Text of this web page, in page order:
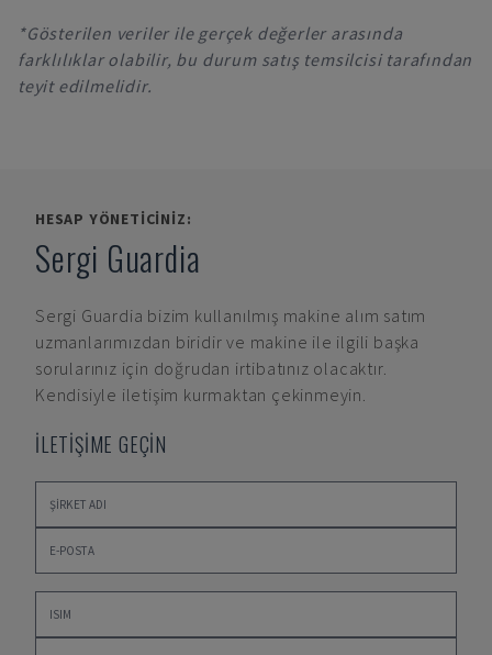
*Gösterilen veriler ile gerçek değerler arasında
farklılıklar olabilir, bu durum satış temsilcisi tarafından
teyit edilmelidir.
HESAP YÖNETICINIZ:
Sergi Guardia
Sergi Guardia bizim kullanılmış makine alım satım
uzmanlarımızdan biridir ve makine ile ilgili başka
sorularınız için doğrudan irtibatınız olacaktır.
Kendisiyle iletişim kurmaktan çekinmeyin.
İLETİŞİME GEÇİN